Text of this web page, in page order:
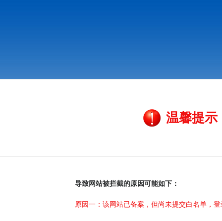
温馨提示
导致网站被拦截的原因可能如下：
原因一：该网站已备案，但尚未提交白名单，